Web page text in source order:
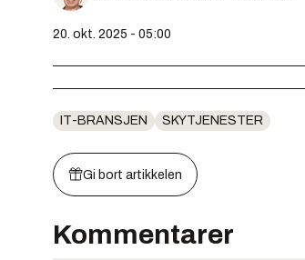
20. okt. 2025 - 05:00
IT-BRANSJEN SKYTJENESTER
Gi bort artikkelen
Kommentarer